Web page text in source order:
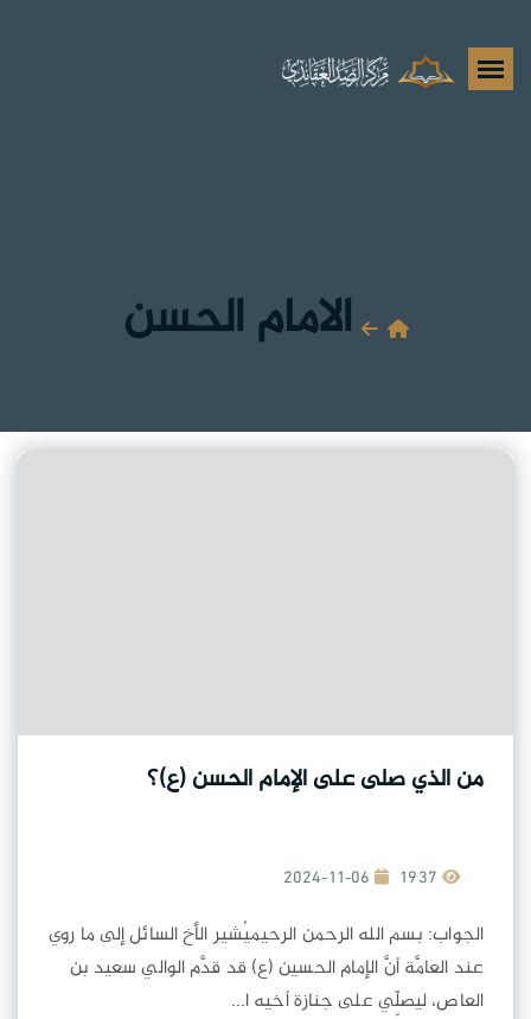
الامام الحسن
من الذي صلى على الإمام الحسن (ع)؟
2024-11-06
الجواب: بسم الله الرحمن الرحيميُشير الأخ السائل إلى ما روي
عند العامَّة أنَّ الإمام الحسين (ع) قد قدَّم الوالي سعيد بن
العاص، ليصلِّي على جنازة أخيه ا...